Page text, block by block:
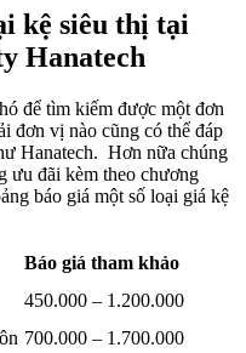
kệ siêu thị tại
Hanatech
để tìm kiếm được một đơn
đơn vị nào cũng có thể đáp
Hanatech. Hơn nữa chúng
ưu đãi kèm theo chương
báo giá một số loại giá kệ
Báo giá tham khảo
450.000 – 1.200.000
700.000 – 1.700.000